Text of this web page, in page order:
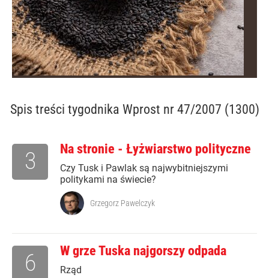
Spis treści tygodnika Wprost nr 47/2007 (1300)
Na stronie - Łyżwiarstwo polityczne
Czy Tusk i Pawlak są najwybitniejszymi
politykami na świecie?
3
Grzegorz Pawelczyk
W grze Tuska najgorszy odpada
Rząd
6